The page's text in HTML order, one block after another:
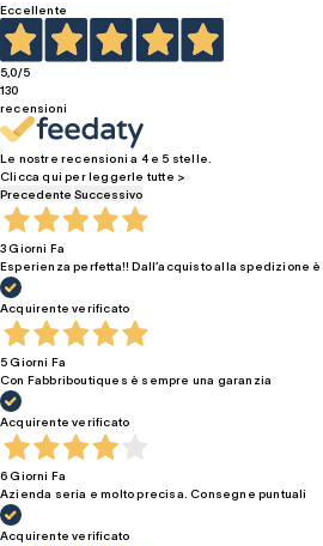
Eccellente
5,0/5
130
recensioni
Le nostre recensioni a 4 e 5 stelle.
Clicca qui per leggerle tutte >
Precedente Successivo
3 Giorni Fa
Esperienza perfetta!! Dall’acquisto alla spedizione
Acquirente verificato
5 Giorni Fa
Con Fabbriboutiques è sempre una garanzia
Acquirente verificato
6 Giorni Fa
Azienda seria e molto precisa. Consegne puntuali
Acquirente verificato